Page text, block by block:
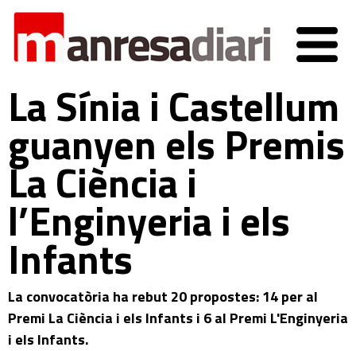
La Sínia i Castellum
guanyen els Premis
La Ciència i
l’Enginyeria i els
Infants
La convocatòria ha rebut 20 propostes: 14 per al
Premi La Ciència i els Infants i 6 al Premi L'Enginyeria
i els Infants.